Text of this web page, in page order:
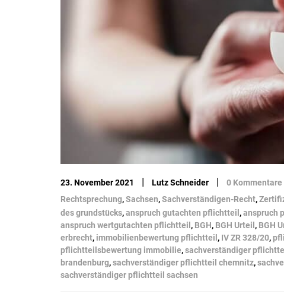
23. November 2021 | Lutz Schneider | 0 Kommentare
Rechtsprechung,Sachsen,Sachverständigen-Recht,
des grundstücks,anspruch gutachten pflichtteil ,anspruch
anspruch wertgutachten pflichtteil , BGH, BGH Urteil , BGH
erbrecht, immobilienbewertung pflichtteil , IV ZR 328/20,
pflichtteilsbewertung immobilie,sachverständiger
brandenburg,sachverständiger pflichtteil chemnitz,
sachverständiger pflichtteil sachsen